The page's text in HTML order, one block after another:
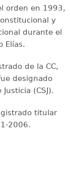
orden en 1993,
y
durante el
Elías.
de la CC,
designado
(CSJ).
titular
2006.